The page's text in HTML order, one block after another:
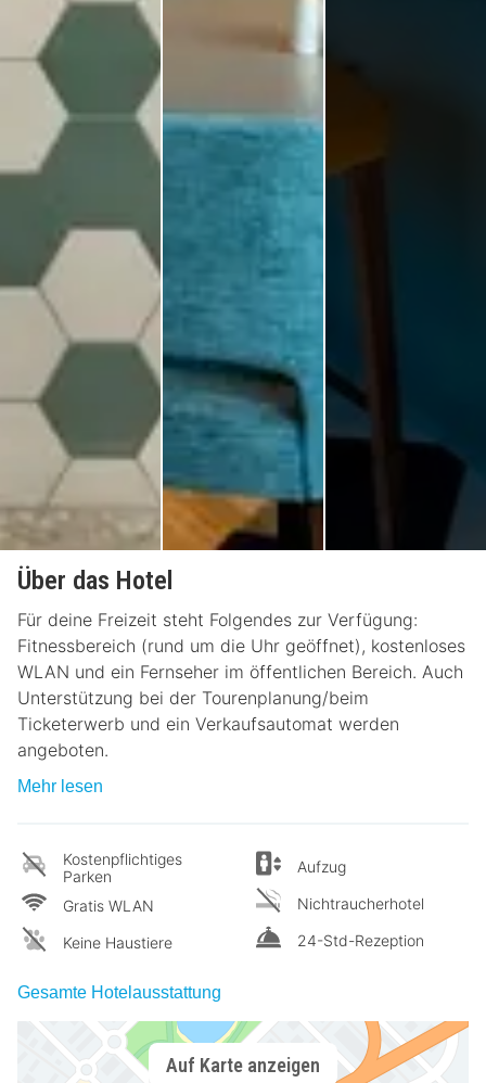
Über das Hotel
Für deine Freizeit steht Folgendes zur Verfügung:
Fitnessbereich (rund um die Uhr geöffnet), kostenloses
WLAN und ein Fernseher im öffentlichen Bereich. Auch
Unterstützung bei der Tourenplanung/beim
Ticketerwerb und ein Verkaufsautomat werden
angeboten.
Mehr lesen
Kostenpflichtiges
Parken
Gratis WLAN
Keine Haustiere
Aufzug
Nichtraucherhotel
24-Std-Rezeption
Gesamte Hotelausstattung
Auf Karte anzeigen